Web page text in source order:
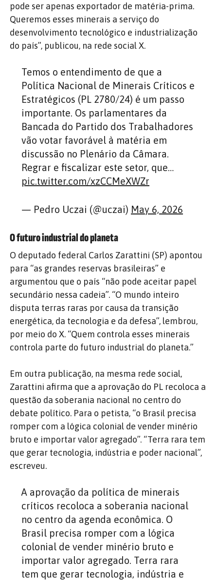
pode ser apenas exportador de matéria-prima.
Queremos esses minerais a serviço do
desenvolvimento tecnológico e industrialização
do país”, publicou, na rede social X.
Temos o entendimento de que a
Política Nacional de Minerais Críticos e
Estratégicos (PL 2780/24) é um passo
importante. Os parlamentares da
Bancada do Partido dos Trabalhadores
vão votar favorável à matéria em
discussão no Plenário da Câmara.
Regrar e fiscalizar este setor, que…
pic.twitter.com/xzCCMeXWZr
— Pedro Uczai (@uczai) May 6, 2026
O futuro industrial do planeta
O deputado federal Carlos Zarattini (SP) apontou
para “as grandes reservas brasileiras” e
argumentou que o país “não pode aceitar papel
secundário nessa cadeia”. “O mundo inteiro
disputa terras raras por causa da transição
energética, da tecnologia e da defesa”, lembrou,
por meio do X. “Quem controla esses minerais
controla parte do futuro industrial do planeta.”
Em outra publicação, na mesma rede social,
Zarattini afirma que a aprovação do PL recoloca a
questão da soberania nacional no centro do
debate político. Para o petista, “o Brasil precisa
romper com a lógica colonial de vender minério
bruto e importar valor agregado”. “Terra rara tem
que gerar tecnologia, indústria e poder nacional”,
escreveu.
A aprovação da política de minerais
críticos recoloca a soberania nacional
no centro da agenda econômica. O
Brasil precisa romper com a lógica
colonial de vender minério bruto e
importar valor agregado. Terra rara
tem que gerar tecnologia, indústria e